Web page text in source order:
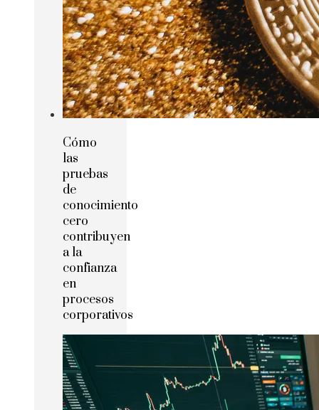
Cómo
las
pruebas
de
conocimiento
cero
contribuyen
a la
confianza
en
procesos
corporativos